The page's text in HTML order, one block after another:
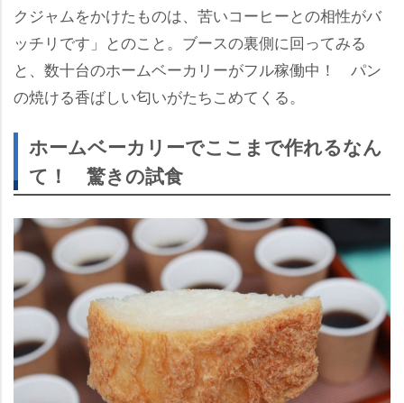
クジャムをかけたものは、苦いコーヒーとの相性がバ
ッチリです」とのこと。ブースの裏側に回ってみる
と、数十台のホームベーカリーがフル稼働中！ パン
の焼ける香ばしい匂いがたちこめてくる。
ホームベーカリーでここまで作れるなん
て！ 驚きの試食